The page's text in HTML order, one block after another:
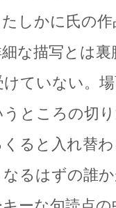
しかに氏の
な描写とは
ていない。
ところの切
ると入れ替
るはずの誰